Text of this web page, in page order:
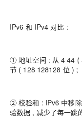
IPv6 和 IPv4 对比 :
① 地址空间 : 从 4 44 (
节 ( 128 128128 位 ) ;
② 校验和 : IPv6 中移
验数据 , 减少了每一跳